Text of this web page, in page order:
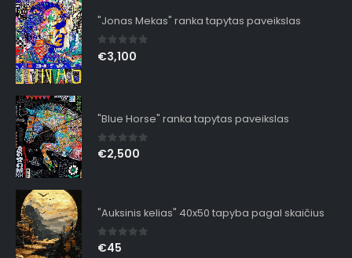
"Jonas Mekas" ranka tapytas paveikslas
0out of 5
€3,100
"Blue Horse" ranka tapytas paveikslas
0out of 5
€2,500
"Auksinis kelias" 40x50 tapyba pagal skaičius
0out of 5
€45